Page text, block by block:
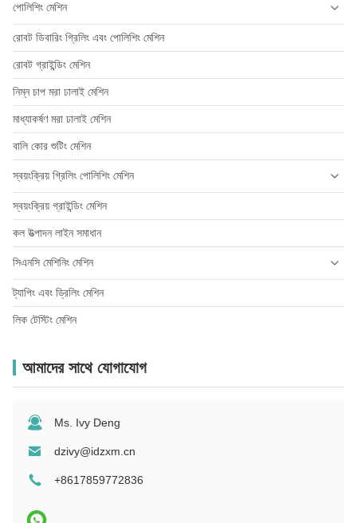
পোলিশিং মেশিন
কলগুলি পিষতে এবং পোলিশ করতে
বিল্ডারদের হার্ডওয়্যার
দরজার হ্যান্ডল এবং প্লেট
রোবট ডিবারিং গ্রিলিং এবং পোলিশিং মেশিন
রোবট গ্রাইন্ডিং মেশিন
নিম্ন চাপ মরা ঢালাই মেশিন
মাধ্যাকর্ষণ মরা ঢালাই মেশিন
বালি কোর শুটিং মেশিন
স্বয়ংক্রিয় গ্রিলিং পোলিশিং মেশিন
ধাতব আসবাবের উপাদান
স্বয়ংক্রিয় গ্রাইন্ডিং মেশিন
কল উত্পাদন লাইন সমাধান
সিএনসি মেশিনিং মেশিন
ট্যাপিং এবং ড্রিলিং মেশিন
লিক টেস্টিং মেশিন
আমাদের সাথে যোগাযোগ
Ms. Ivy Deng
dzivy@idzxm.cn
+8617859772836